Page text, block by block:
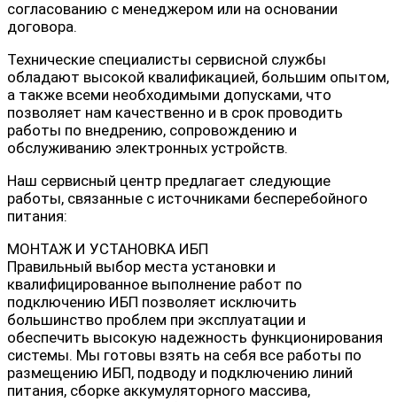
согласованию с менеджером или на основании
договора.
Технические специалисты сервисной службы
обладают высокой квалификацией, большим опытом,
а также всеми необходимыми допусками, что
позволяет нам качественно и в срок проводить
работы по внедрению, сопровождению и
обслуживанию электронных устройств.
Наш сервисный центр предлагает следующие
работы, связанные с источниками бесперебойного
питания:
МОНТАЖ И УСТАНОВКА ИБП
Правильный выбор места установки и
квалифицированное выполнение работ по
подключению ИБП позволяет исключить
большинство проблем при эксплуатации и
обеспечить высокую надежность функционирования
системы. Мы готовы взять на себя все работы по
размещению ИБП, подводу и подключению линий
питания, сборке аккумуляторного массива,